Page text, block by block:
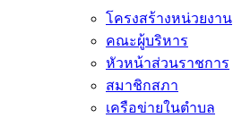
โครงสร้างหน่วยงาน
คณะผู้บริหาร
หัวหน้าส่วนราชการ
สมาชิกสภา
เครือข่ายในตำบล